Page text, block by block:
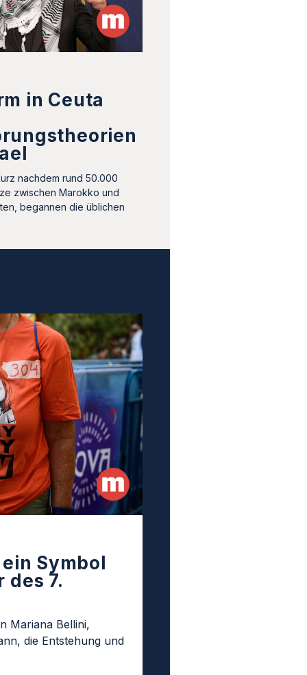
in Ceuta
nachdem rund 50.000
zwischen Marokko und
begannen die üblichen
Symbol
des 7.
Mariana Bellini,
die Entstehung und